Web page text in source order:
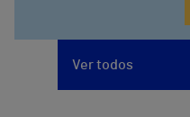
Ver todos